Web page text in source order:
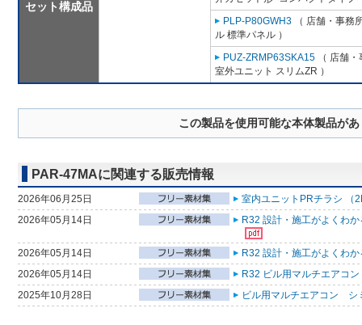
セット構成品
PLP-P80GWH3 （ 店舗・事務
ル 標準パネル ）
PUZ-ZRMP63SKA15 （ 店舗
室外ユニット スリムZR ）
この製品を使用可能な本体製品が
PAR-47MAに関連する販売情報
2026年06月25日
室内ユニットPRチラシ （
2026年05月14日
R32 設計・施工がよくわ
2026年05月14日
R32 設計・施工がよくわ
2026年05月14日
R32 ビル用マルチエアコ
2025年10月28日
ビル用マルチエアコン シ